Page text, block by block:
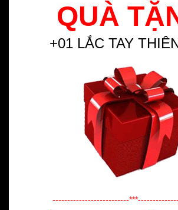
QUÀ
+01 LẮC TAY
--------------------------